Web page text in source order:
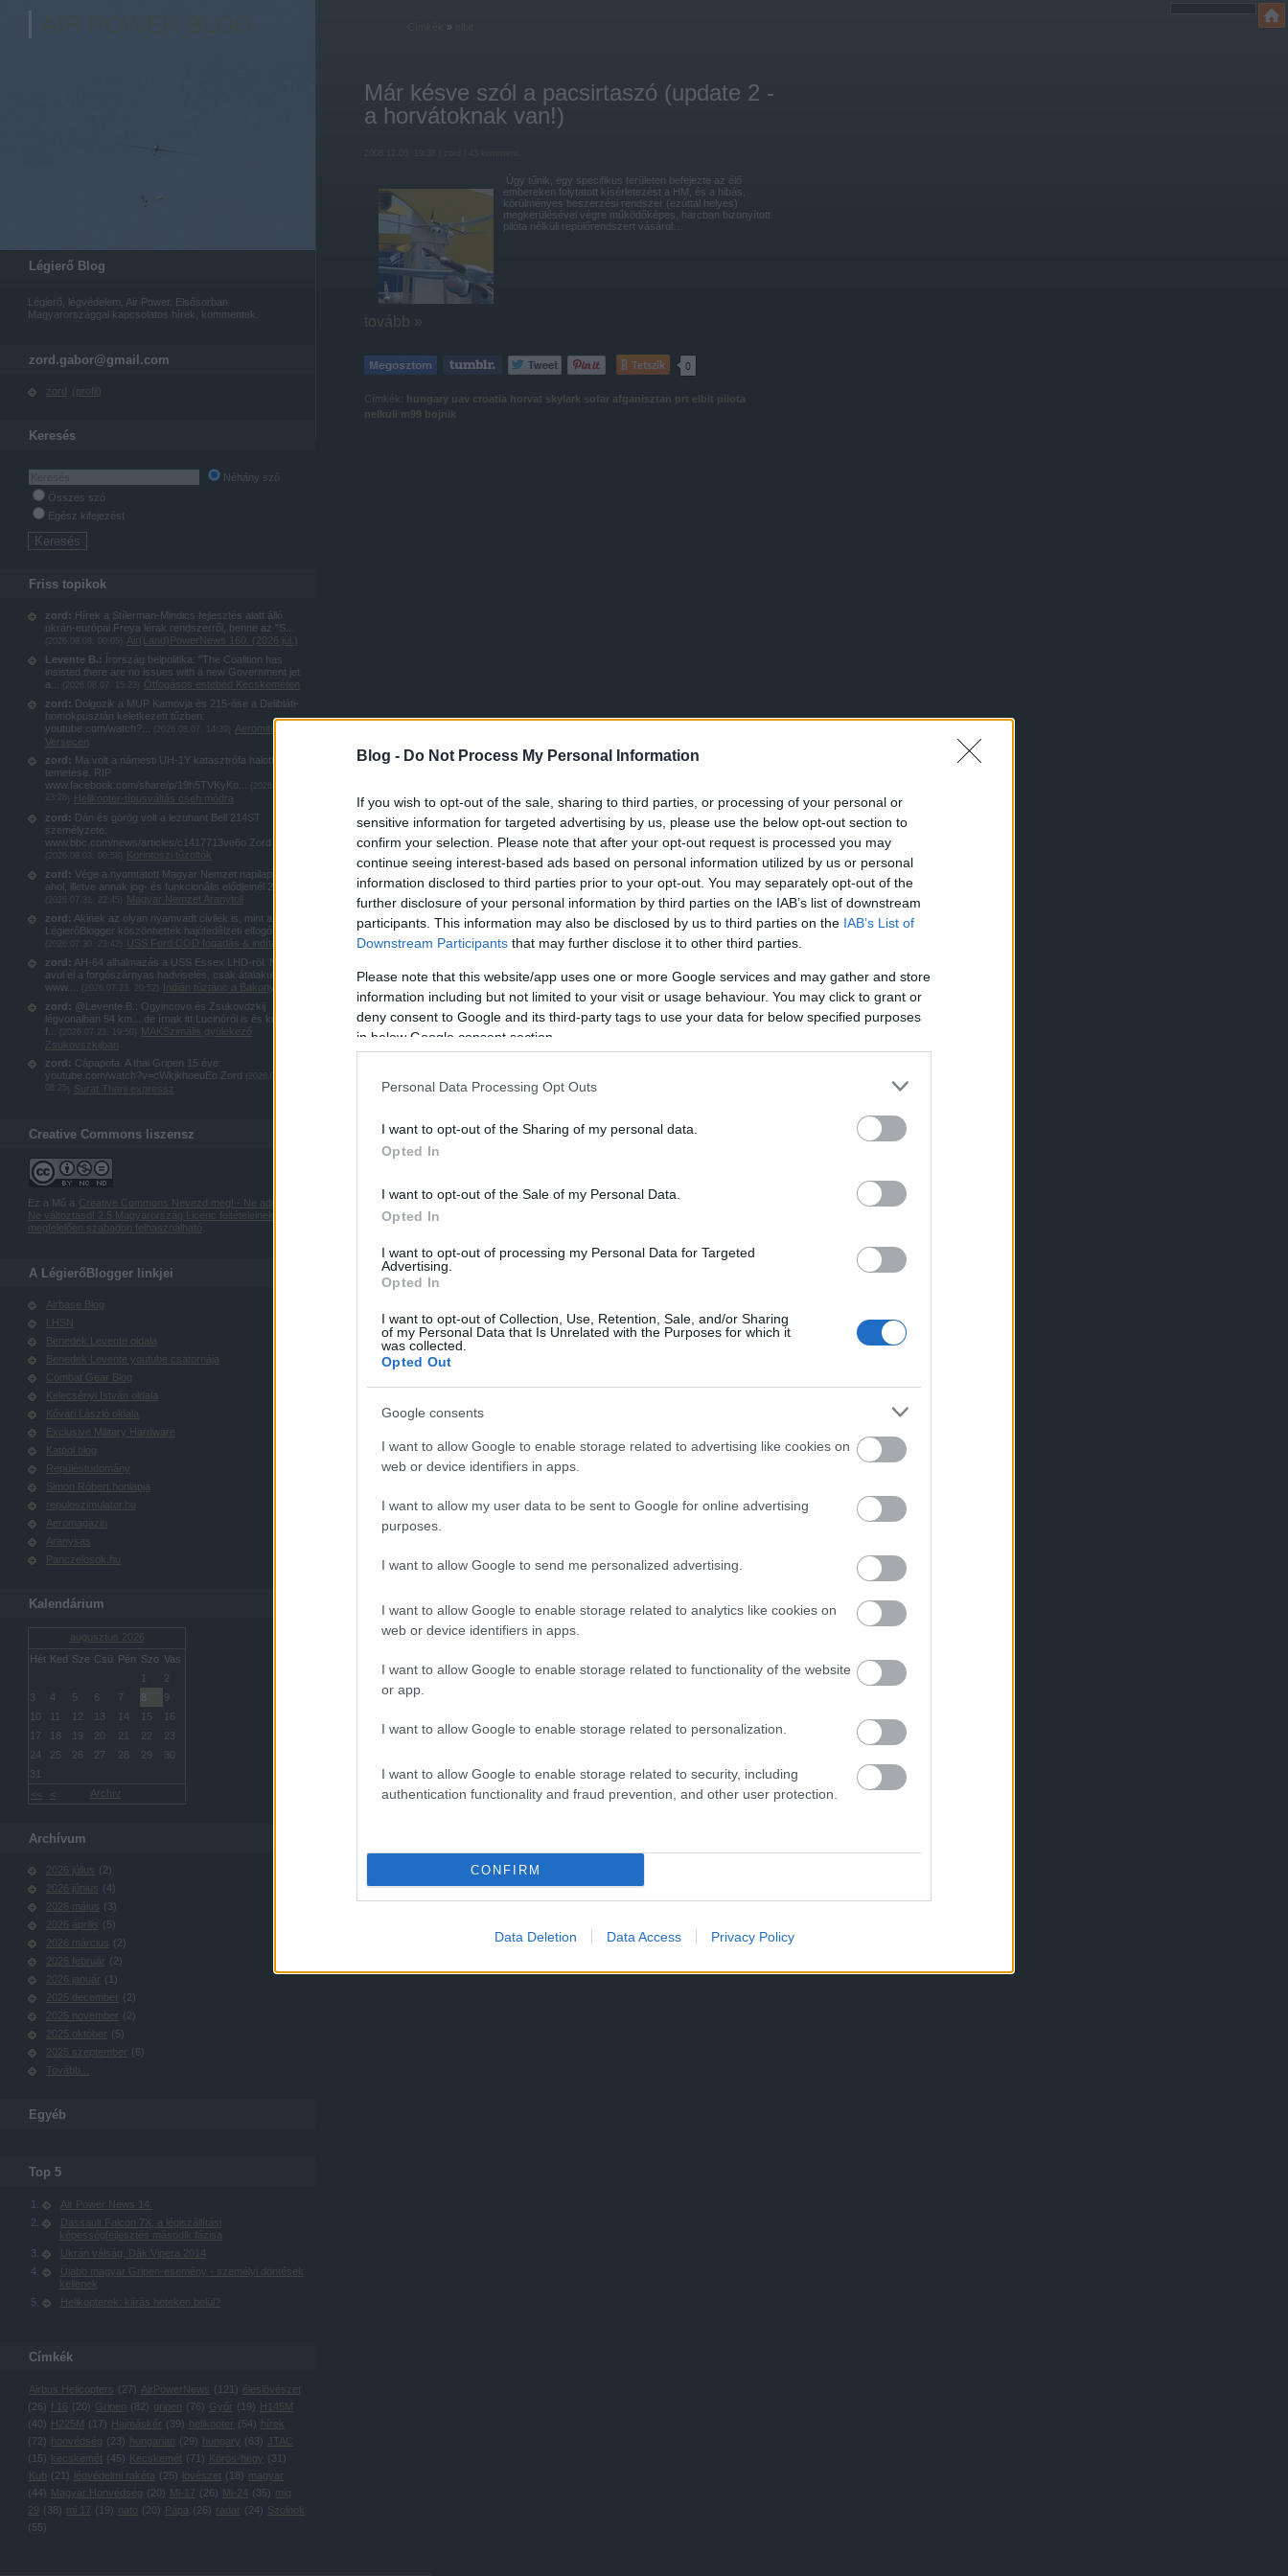
Blog - Do Not Process My Personal Information
If you wish to opt-out of the sale, sharing to third parties, or processing of your personal or
sensitive information for targeted advertising by us, please use the below opt-out section to
confirm your selection. Please note that after your opt-out request is processed you may
continue seeing interest-based ads based on personal information utilized by us or personal
information disclosed to third parties prior to your opt-out. You may separately opt-out of the
further disclosure of your personal information by third parties on the IAB’s list of downstream
participants. This information may also be disclosed by us to third parties on the IAB’s List of
Downstream Participants that may further disclose it to other third parties.
Please note that this website/app uses one or more Google services and may gather and store
information including but not limited to your visit or usage behaviour. You may click to grant or
deny consent to Google and its third-party tags to use your data for below specified purposes
in below Google consent section.
Personal Data Processing Opt Outs
I want to opt-out of the Sharing of my personal data.
Opted In
I want to opt-out of the Sale of my Personal Data.
Opted In
I want to opt-out of processing my Personal Data for Targeted
Advertising.
Opted In
I want to opt-out of Collection, Use, Retention, Sale, and/or Sharing
of my Personal Data that Is Unrelated with the Purposes for which it
was collected.
Opted Out
Google consents
I want to allow Google to enable storage related to advertising like cookies on
web or device identifiers in apps.
I want to allow my user data to be sent to Google for online advertising
purposes.
I want to allow Google to send me personalized advertising.
I want to allow Google to enable storage related to analytics like cookies on
web or device identifiers in apps.
I want to allow Google to enable storage related to functionality of the website
or app.
I want to allow Google to enable storage related to personalization.
I want to allow Google to enable storage related to security, including
authentication functionality and fraud prevention, and other user protection.
CONFIRM
Data Deletion Data Access Privacy Policy
Légierő Blog
Légierő, légvédelem, Air Power. Elsősorban
Magyarországgal kapcsolatos hírek, kommentek.
zord.gabor@gmail.com
zord ( profil )
Keresés
Néhány szó
Összes szó
Egész kifejezést
Friss topikok
zord: Hírek a Stílerman-Mindics fejlesztés alatt álló
ukrán-európai Freya lérak rendszerről, benne az "S...
Air(Land)PowerNews 160. (2026 júl.)
Levente B.: Írország belpolitika: "The Coalition has
insisted there are no issues with a new Government jet
a...
Ötfogásos estebéd Kecskeméten
zord: Dolgozik a MUP Kamovja és 215-öse a Delibláti-
homokpusztán keletkezett tűzben:
youtube.com/watch?...
Aeromiting
Versecen
zord: Ma volt a námesti UH-1Y katasztrófa halottjának
temetése. RIP
www.facebook.com/share/p/19h5TVKyKo...
Helikopter-típusváltás cseh módra
zord: Dán és görög volt a lezuhant Bell 214ST
személyzete:
www.bbc.com/news/articles/c1417713ve6o Zord
Korintoszi tűzoltók
zord: Vége a nyomtatott Magyar Nemzet napilapnak,
ahol, illetve annak jog- és funkcionâlis elődjeinél 20...
Magyar Nemzet Aranytoll
zord: Akinek az olyan nyamvadt civilek is, mint a
LégierőBlogger köszönhették hajófedêlzeti elfogókötel...
USS Ford COD fogadás & indítás
zord: AH-64 alhalmazás a USS Essex LHD-rōl. Nem
avul el a forgószárnyas hadviselés, csak átalakul:
www....
Indián tűztánc a Bakonyban
zord: @Levente B.: Ogyincovo és Zsukovdzkij
légvonalban 54 km....de írnak itt Lucinóról is és kubinkai
f...
MAKSzimális gyülekező
Zsukovszkijban
zord: Cápapofa. A thai Gripen 15 éve:
youtube.com/watch?v=cWkjkhoeuEo Zord
Surat Thani expressz
Creative Commons liszensz
Ez a Mű a Creative Commons Nevezd meg! - Ne add el! -
Ne változtasd! 2.5 Magyarország Licenc feltételeinek
megfelelően szabadon felhasználható
A LégierőBlogger linkjei
Airbase Blog
LHSN
Benedek Levente oldala
Benedek Levente youtube csatornája
Combat Gear Blog
Kelecsényi István oldala
Kővári László oldala
Exclusive Military Hardware
Katpol blog
Repüléstudomány
Simon Róbert honlapja
repuloszimulator.hu
Aeromagazin
Aranysas
Panczelosok.hu
Kalendárium
augusztus 2026
Hét Ked Sze Csü Pén Szo Vas
Archív
1
2
3
4 5 6 7 8
9
10
11 12 13 14 15
16
17
18 19 20 21 22
23
24
25 26 27 28 29
30
31
Archívum
2026 július (2)
2026 június (4)
2026 május (3)
2026 április (5)
2026 március (2)
2026 február (2)
2026 január ( 1 )
2025 december (2)
2025 november (2)
2025 október (5)
2025 szeptember (6 )
Tovább
Egyéb
Top 5
Air Power News 14.
Dassault Falcon 7X, a légiszállítási
képességfejlesztés második fázisa
Ukrán válság, Dák Vipera 2014
Újabb magyar Gripen-esemény - személyi döntések
kellenek
Helikopterek: kiírás heteken belül?
Címkék
Airbus Helicopters (27) AirPowerNews ( 121 ) éleslövészet
(26 ) f 16 (20) Gripen (82) gripen (76 ) Győr ( 19) H145M
(40) H225M ( 17) Hajmáskér (39) helikopter (54) hírek
(72) honvédség (23) hungarian (29) hungary (63)
JTAC
( 15) kecskemét (45) Kecskemét (71 ) Körös-hegy (31 )
Kub
(21 ) légvédelmi rakéta (25) lövészet ( 18) magyar
(44) Magyar Honvédség (20) Mi-17 (26 ) Mi-24 (35) mig
29 (38) mi 17 ( 19) nato (20) Pápa (26 ) radar (24) Szolnok
(55)
»
Már késve szól a pacsirtaszó (update 2 -
a horvátoknak van!)
Úgy tűnik, egy specifikus területen befejezte az élő
embereken folytatott kísérletezést a HM, és a hibás,
körülményes beszerzési rendszer (ezúttal helyes)
megkerülésével végre működőképes, harcban bizonyított
pilóta nélküli repülőrendszert vásárol…
tovább »
Tetszik 0
Címkék: hungary uav croatia horvat skylark sofar afganisztan prt elbit pilota
nelkuli m99 bojnik